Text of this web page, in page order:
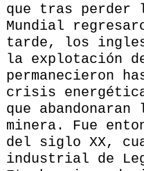
que tras perder
Mundial
tarde, los
la explotación
permanecieron
crisis
que
minera. Fue
del siglo XX,
industrial de